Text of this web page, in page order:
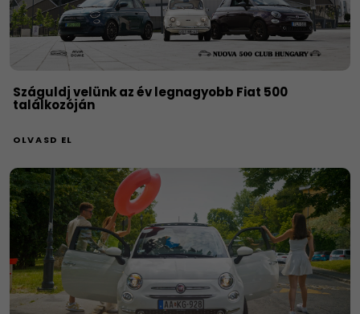
Száguldj velünk az év legnagyobb Fiat 500
találkozóján
OLVASD EL